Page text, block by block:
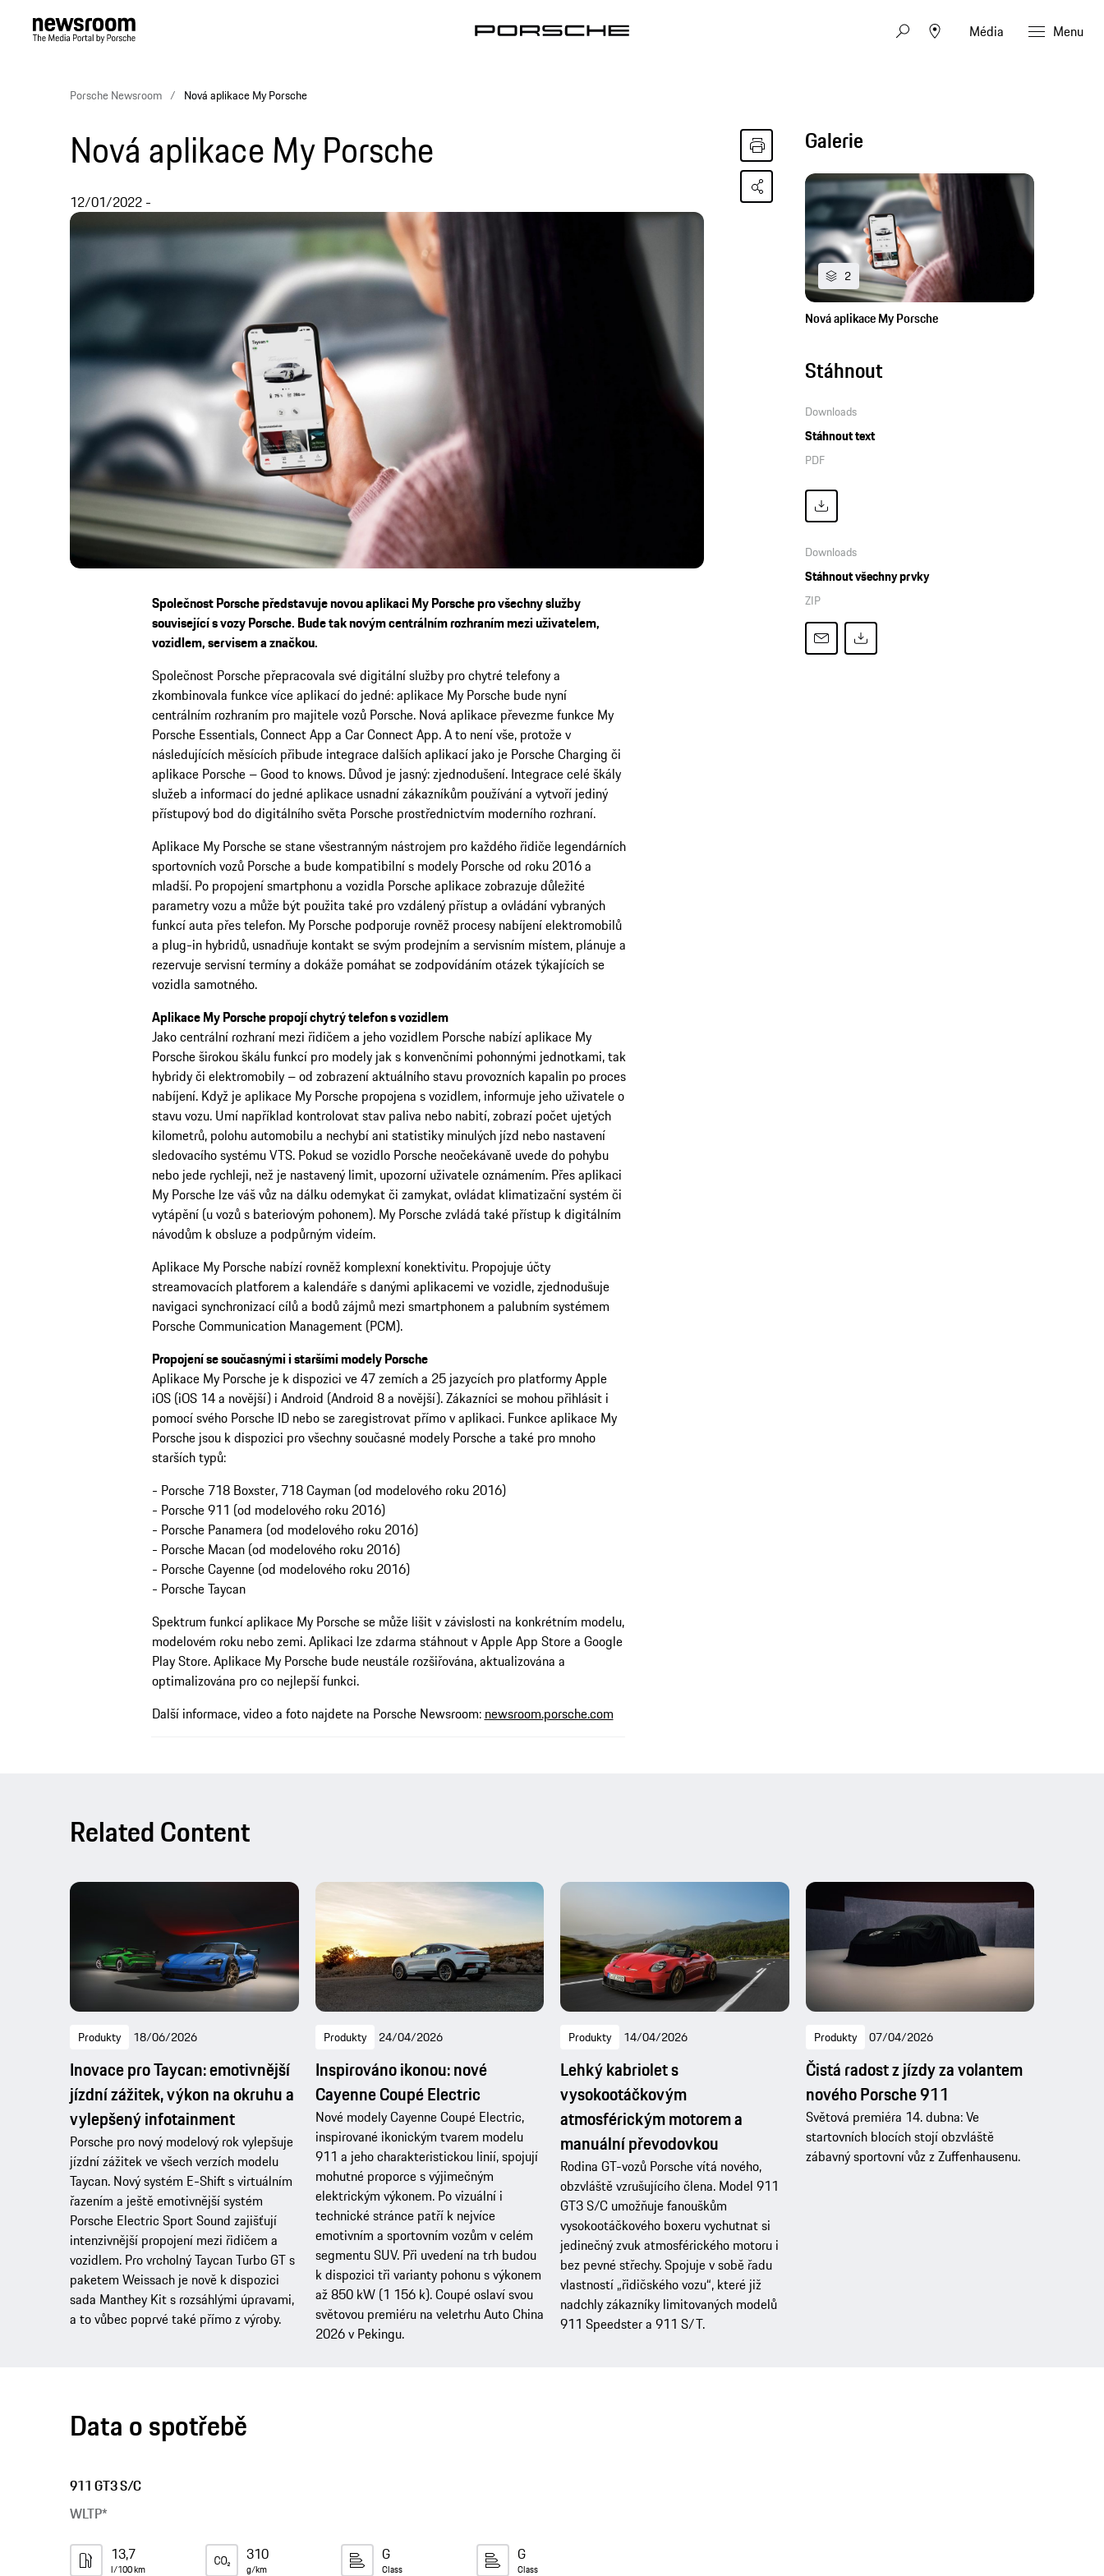
Média Menu
Porsche Newsroom Nová aplikace My Porsche
Nová aplikace My Porsche
12/01/2022
Společnost Porsche představuje novou aplikaci My Porsche pro všechny služby
související s vozy Porsche. Bude tak novým centrálním rozhraním mezi uživatelem,
vozidlem, servisem a značkou.
Společnost Porsche přepracovala své digitální služby pro chytré telefony a
zkombinovala funkce více aplikací do jedné: aplikace My Porsche bude nyní
centrálním rozhraním pro majitele vozů Porsche. Nová aplikace převezme funkce My
Porsche Essentials, Connect App a Car Connect App. A to není vše, protože v
následujících měsících přibude integrace dalších aplikací jako je Porsche Charging či
aplikace Porsche – Good to knows. Důvod je jasný: zjednodušení. Integrace celé škály
služeb a informací do jedné aplikace usnadní zákazníkům používání a vytvoří jediný
přístupový bod do digitálního světa Porsche prostřednictvím moderního rozhraní.
Aplikace My Porsche se stane všestranným nástrojem pro každého řidiče legendárních
sportovních vozů Porsche a bude kompatibilní s modely Porsche od roku 2016 a
mladší. Po propojení smartphonu a vozidla Porsche aplikace zobrazuje důležité
parametry vozu a může být použita také pro vzdálený přístup a ovládání vybraných
funkcí auta přes telefon. My Porsche podporuje rovněž procesy nabíjení elektromobilů
a plug-in hybridů, usnadňuje kontakt se svým prodejním a servisním místem, plánuje a
rezervuje servisní termíny a dokáže pomáhat se zodpovídáním otázek týkajících se
vozidla samotného.
Aplikace My Porsche propojí chytrý telefon s vozidlem
Jako centrální rozhraní mezi řidičem a jeho vozidlem Porsche nabízí aplikace My
Porsche širokou škálu funkcí pro modely jak s konvenčními pohonnými jednotkami, tak
hybridy či elektromobily – od zobrazení aktuálního stavu provozních kapalin po proces
nabíjení. Když je aplikace My Porsche propojena s vozidlem, informuje jeho uživatele o
stavu vozu. Umí například kontrolovat stav paliva nebo nabití, zobrazí počet ujetých
kilometrů, polohu automobilu a nechybí ani statistiky minulých jízd nebo nastavení
sledovacího systému VTS. Pokud se vozidlo Porsche neočekávaně uvede do pohybu
nebo jede rychleji, než je nastavený limit, upozorní uživatele oznámením. Přes aplikaci
My Porsche lze váš vůz na dálku odemykat či zamykat, ovládat klimatizační systém či
vytápění (u vozů s bateriovým pohonem). My Porsche zvládá také přístup k digitálním
návodům k obsluze a podpůrným videím.
Aplikace My Porsche nabízí rovněž komplexní konektivitu. Propojuje účty
streamovacích platforem a kalendáře s danými aplikacemi ve vozidle, zjednodušuje
navigaci synchronizací cílů a bodů zájmů mezi smartphonem a palubním systémem
Porsche Communication Management (PCM).
Propojení se současnými i staršími modely Porsche
Aplikace My Porsche je k dispozici ve 47 zemích a 25 jazycích pro platformy Apple
iOS (iOS 14 a novější) i Android (Android 8 a novější). Zákazníci se mohou přihlásit i
pomocí svého Porsche ID nebo se zaregistrovat přímo v aplikaci. Funkce aplikace My
Porsche jsou k dispozici pro všechny současné modely Porsche a také pro mnoho
starších typů:
- Porsche 718 Boxster, 718 Cayman (od modelového roku 2016)
- Porsche 911 (od modelového roku 2016)
- Porsche Panamera (od modelového roku 2016)
- Porsche Macan (od modelového roku 2016)
- Porsche Cayenne (od modelového roku 2016)
- Porsche Taycan
Spektrum funkcí aplikace My Porsche se může lišit v závislosti na konkrétním modelu,
modelovém roku nebo zemi. Aplikaci lze zdarma stáhnout v Apple App Store a Google
Play Store. Aplikace My Porsche bude neustále rozšiřována, aktualizována a
optimalizována pro co nejlepší funkci.
Další informace, video a foto najdete na Porsche Newsroom: newsroom.porsche.com
Galerie
2
Nová aplikace My Porsche
Stáhnout
Downloads
Stáhnout text
PDF
Downloads
Stáhnout všechny prvky
ZIP
Related Content
Produkty 18/06/2026
Inovace pro Taycan: emotivnější
jízdní zážitek, výkon na okruhu a
vylepšený infotainment
Porsche pro nový modelový rok vylepšuje
jízdní zážitek ve všech verzích modelu
Taycan. Nový systém E-Shift s virtuálním
řazením a ještě emotivnější systém
Porsche Electric Sport Sound zajišťují
intenzivnější propojení mezi řidičem a
vozidlem. Pro vrcholný Taycan Turbo GT s
paketem Weissach je nově k dispozici
sada Manthey Kit s rozsáhlými úpravami,
a to vůbec poprvé také přímo z výroby.
Produkty 24/04/2026
Inspirováno ikonou: nové
Cayenne Coupé Electric
Nové modely Cayenne Coupé Electric,
inspirované ikonickým tvarem modelu
911 a jeho charakteristickou linií, spojují
mohutné proporce s výjimečným
elektrickým výkonem. Po vizuální i
technické stránce patří k nejvíce
emotivním a sportovním vozům v celém
segmentu SUV. Při uvedení na trh budou
k dispozici tři varianty pohonu s výkonem
až 850 kW (1 156 k). Coupé oslaví svou
světovou premiéru na veletrhu Auto China
2026 v Pekingu.
Produkty 14/04/2026
Lehký kabriolet s
vysokootáčkovým
atmosférickým motorem a
manuální převodovkou
Rodina GT-vozů Porsche vítá nového,
obzvláště vzrušujícího člena. Model 911
GT3 S/C umožňuje fanouškům
vysokootáčkového boxeru vychutnat si
jedinečný zvuk atmosférického motoru i
bez pevné střechy. Spojuje v sobě řadu
vlastností „řidičského vozu“, které již
nadchly zákazníky limitovaných modelů
911 Speedster a 911 S/T.
Produkty 07/04/2026
Čistá radost z jízdy za volantem
nového Porsche 911
Světová premiéra 14. dubna: Ve
startovních blocích stojí obzvláště
zábavný sportovní vůz z Zuffenhausenu.
Data o spotřebě
911 GT3 S/C
WLTP*
13,7
l/100 km
310
g/km
G
Class
G
Class